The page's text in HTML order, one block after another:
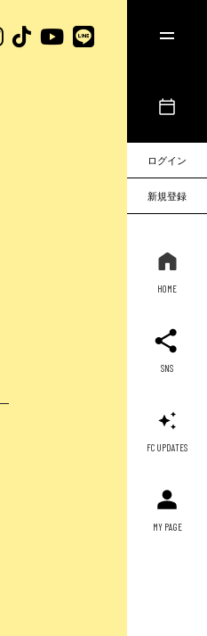
ログイン
新規登録
HOME
SNS
FC UPDATES
MY PAGE